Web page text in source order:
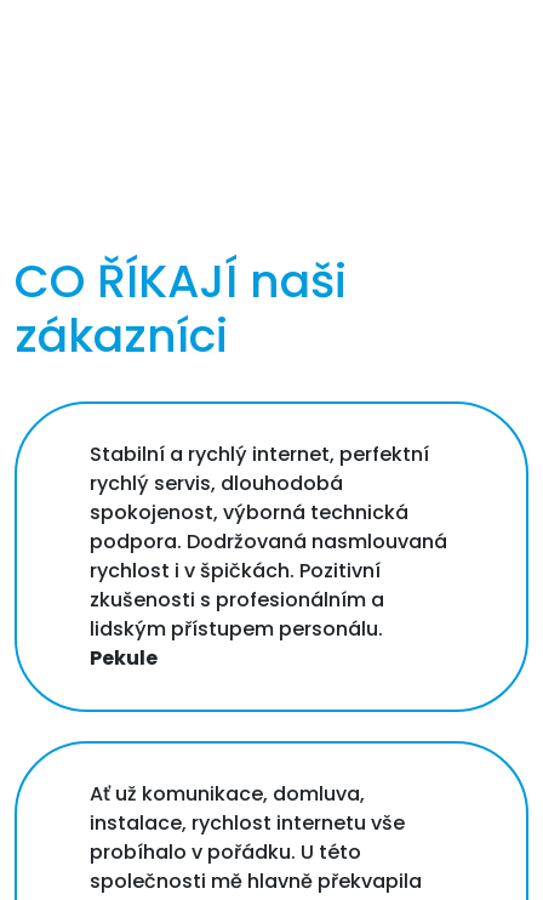
CO ŘÍKAJÍ naši
zákazníci
Stabilní a rychlý internet, perfektní
rychlý servis, dlouhodobá
spokojenost, výborná technická
podpora. Dodržovaná nasmlouvaná
rychlost i v špičkách. Pozitivní
zkušenosti s profesionálním a
lidským přístupem personálu.
Pekule
Ať už komunikace, domluva,
instalace, rychlost internetu vše
probíhalo v pořádku. U této
společnosti mě hlavně překvapila